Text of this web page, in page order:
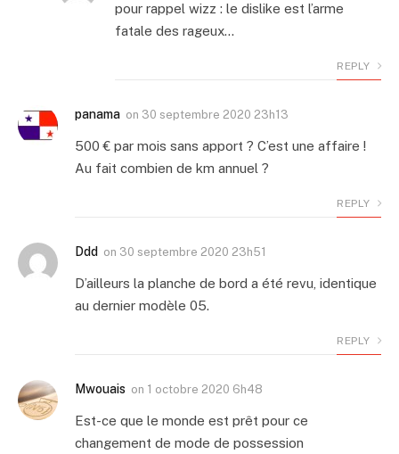
pour rappel wizz : le dislike est l’arme
fatale des rageux…
REPLY
panama on 30 septembre 2020 23h13
500 € par mois sans apport ? C’est une affaire !
Au fait combien de km annuel ?
REPLY
Ddd on 30 septembre 2020 23h51
D’ailleurs la planche de bord a été revu, identique
au dernier modèle 05.
REPLY
Mwouais on 1 octobre 2020 6h48
Est-ce que le monde est prêt pour ce
changement de mode de possession